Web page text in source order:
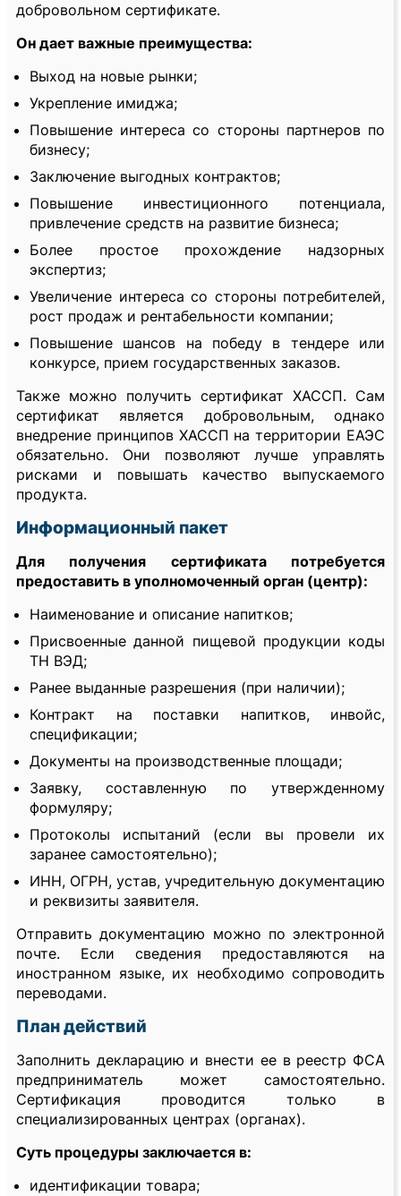
добровольном сертификате.
Он дает важные преимущества:
Выход на новые рынки;
Укрепление имиджа;
Повышение интереса со стороны партнеров по
бизнесу;
Заключение выгодных контрактов;
Повышение инвестиционного потенциала,
привлечение средств на развитие бизнеса;
Более простое прохождение надзорных
экспертиз;
Увеличение интереса со стороны потребителей,
рост продаж и рентабельности компании;
Повышение шансов на победу в тендере или
конкурсе, прием государственных заказов.
Также можно получить сертификат ХАССП. Сам
сертификат является добровольным, однако
внедрение принципов ХАССП на территории ЕАЭС
обязательно. Они позволяют лучше управлять
рисками и повышать качество выпускаемого
продукта.
Информационный пакет
Для получения сертификата потребуется
предоставить в уполномоченный орган (центр):
Наименование и описание напитков;
Присвоенные данной пищевой продукции коды
ТН ВЭД;
Ранее выданные разрешения (при наличии);
Контракт на поставки напитков, инвойс,
спецификации;
Документы на производственные площади;
Заявку, составленную по утвержденному
формуляру;
Протоколы испытаний (если вы провели их
заранее самостоятельно);
ИНН, ОГРН, устав, учредительную документацию
и реквизиты заявителя.
Отправить документацию можно по электронной
почте. Если сведения предоставляются на
иностранном языке, их необходимо сопроводить
переводами.
План действий
Заполнить декларацию и внести ее в реестр ФСА
предприниматель может самостоятельно.
Сертификация проводится только в
специализированных центрах (органах).
Суть процедуры заключается в:
идентификации товара;